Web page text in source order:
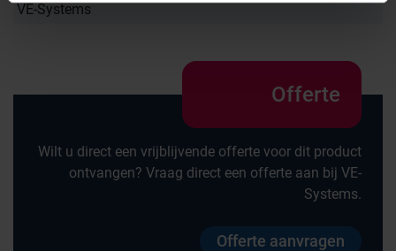
VE-Systems
Offerte
Wilt u direct een vrijblijvende offerte voor dit product
ontvangen? Vraag direct een offerte aan bij VE-
Systems.
Offerte aanvragen